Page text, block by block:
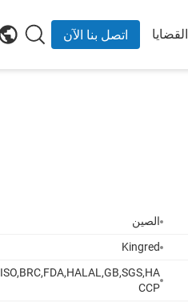
القضايا اتصل بنا الآن
الصين
Kingred
ISO,BRC,FDA,HALAL,GB,SGS,HA
CCP